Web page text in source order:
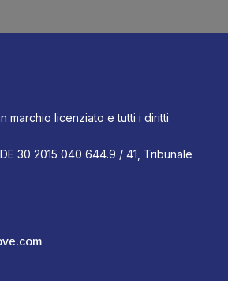
marchio licenziato e tutti i diritti
30 2015 040 644.9 / 41, Tribunale